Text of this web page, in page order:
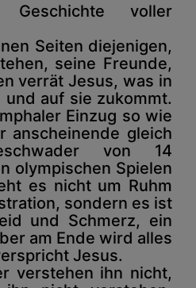
voller
Seiten diejenigen,
seine Freunde,
verrät Jesus, was in
auf sie zukommt.
Einzug so wie
anscheinende gleich
von 14
olympischen Spielen
es nicht um Ruhm
sondern es ist
und Schmerz, ein
am Ende wird alles
Jesus.
verstehen ihn nicht,